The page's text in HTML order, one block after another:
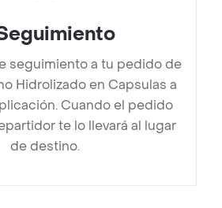
seguimiento a tu pedido de
Hidrolizado en Capsulas a
Cuando el pedido
te lo llevará al lugar
de destino.